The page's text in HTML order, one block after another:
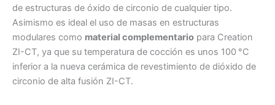
de estructuras de óxido de circonio de cualquier tipo.
Asimismo es ideal el uso de masas en estructuras
modulares como material complementario para Creation
ZI-CT, ya que su temperatura de cocción es unos 100 °C
inferior a la nueva cerámica de revestimiento de dióxido de
circonio de alta fusión ZI-CT.